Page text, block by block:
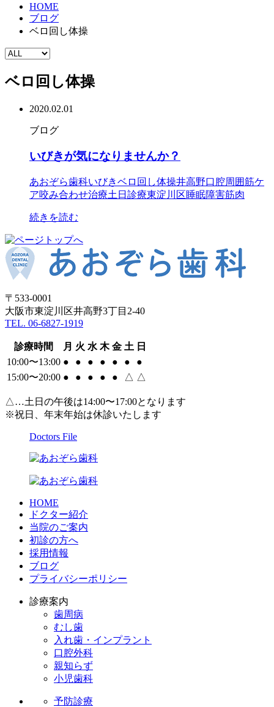
HOME
ブログ
ベロ回し体操
ベロ回し体操
2020.02.01
ブログ
いびきが気になりませんか？
あおぞら歯科いびきベロ回し体操井高野口腔周囲筋ケ
ア咬み合わせ治療土日診療東淀川区睡眠障害筋肉
続きを読む
〒533-0001
大阪市東淀川区井高野3丁目2-40
TEL. 06-6827-1919
診療時間 月 火 水 木 金 土 日
10:00〜13:00 ● ● ● ● ● ●
●
15:00〜20:00 ● ● ● ● ● △ △
△…土日の午後は14:00〜17:00となります
※祝日、年末年始は休診いたします
Doctors File
HOME
ドクター紹介
当院のご案内
初診の方へ
採用情報
ブログ
プライバシーポリシー
診療案内
歯周病
むし歯
入れ歯・インプラント
口腔外科
親知らず
小児歯科
予防診療